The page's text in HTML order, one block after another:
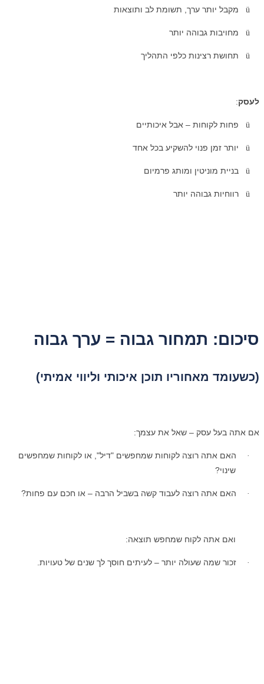
ü מקבל יותר ערך, תשומת לב ותוצאות
ü מחויבות גבוהה יותר
ü תחושת רצינות כלפי התהליך
לעסק:
ü פחות לקוחות – אבל איכותיים
ü יותר זמן פנוי להשקיע בכל אחד
ü בניית מוניטין ומותג פרמיום
ü רווחיות גבוהה יותר
סיכום: תמחור גבוה = ערך גבוה
(כשעומד מאחוריו תוכן איכותי וליווי אמיתי)
אם אתה בעל עסק – שאל את עצמך:
·
האם אתה רוצה לקוחות שמחפשים "דיל", או לקוחות שמחפשים
שינוי?
· האם אתה רוצה לעבוד קשה בשביל הרבה – או חכם עם פחות?
ואם אתה לקוח שמחפש תוצאה:
· זכור שמה שעולה יותר – לעיתים חוסך לך שנים של טעויות.